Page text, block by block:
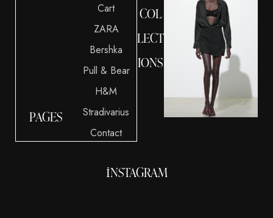
PAGES
Cart
ZARA
Bershka
Pull & Bear
H&M
Stradivarius
Contact
COL
LECT
IONS
INSTAGRAM